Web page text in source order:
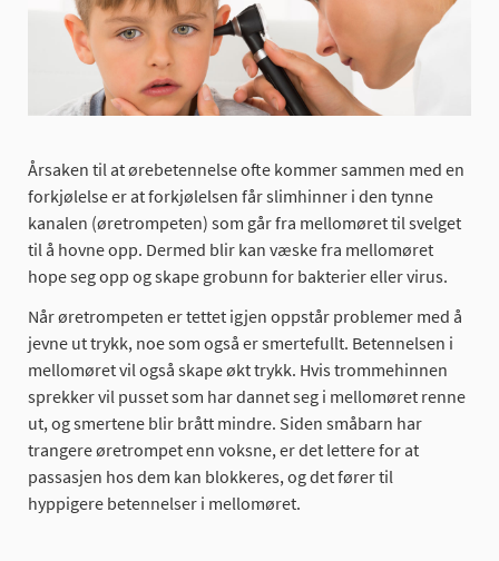
Årsaken til at ørebetennelse ofte kommer sammen med en
forkjølelse er at forkjølelsen får slimhinner i den tynne
kanalen (øretrompeten) som går fra mellomøret til svelget
til å hovne opp. Dermed blir kan væske fra mellomøret
hope seg opp og skape grobunn for bakterier eller virus.
Når øretrompeten er tettet igjen oppstår problemer med å
jevne ut trykk, noe som også er smertefullt. Betennelsen i
mellomøret vil også skape økt trykk. Hvis trommehinnen
sprekker vil pusset som har dannet seg i mellomøret renne
ut, og smertene blir brått mindre. Siden småbarn har
trangere øretrompet enn voksne, er det lettere for at
passasjen hos dem kan blokkeres, og det fører til
hyppigere betennelser i mellomøret.